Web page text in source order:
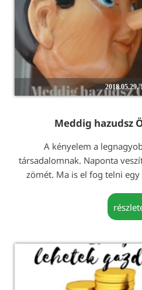
2018.05.29.
Meddig hazudsz
A kényelem a
társadalomnak. Naponta
zömét. Ma is el fog telni